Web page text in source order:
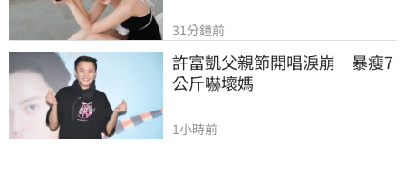
31分鐘前
許富凱父親節開唱淚崩　暴瘦7
公斤嚇壞媽
1小時前